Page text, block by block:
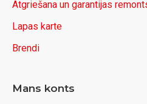
inženierkomunikāciju
pašvaldībām;
lauksaimniecības un
Atgriešana un garantijas
Lapas karte
Brendi
Mans konts